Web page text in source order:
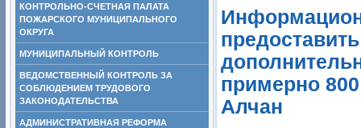
КОНТРОЛЬНО-СЧЕТНАЯ ПАЛАТА
ПОЖАРСКОГО МУНИЦИПАЛЬНОГО
ОКРУГА
МУНИЦИПАЛЬНЫЙ КОНТРОЛЬ
ВЕДОМСТВЕННЫЙ КОНТРОЛЬ ЗА
СОБЛЮДЕНИЕМ ТРУДОВОГО
ЗАКОНОДАТЕЛЬСТВА
АДМИНИСТРАТИВНАЯ РЕФОРМА
примерно
Алчан